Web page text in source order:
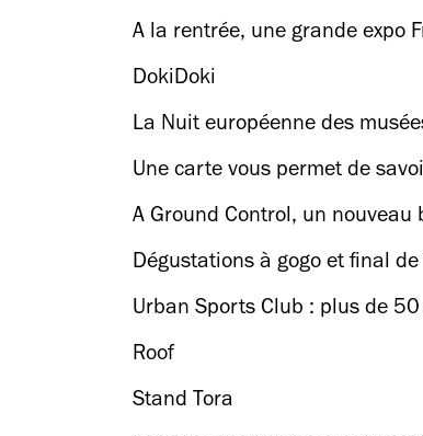
A la rentrée, une grande expo
DokiDoki
La Nuit européenne des
Une carte vous permet de
A Ground Control, un
Dégustations à gogo et final
Urban Sports Club : plus de
Roof
Stand Tora